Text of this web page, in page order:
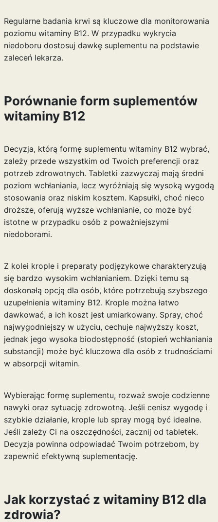
Regularne badania krwi są kluczowe dla monitorowania
poziomu witaminy B12. W przypadku wykrycia
niedoboru dostosuj dawkę suplementu na podstawie
zaleceń lekarza.
Porównanie form suplementów
witaminy B12
Decyzja, którą formę suplementu witaminy B12 wybrać,
zależy przede wszystkim od Twoich preferencji oraz
potrzeb zdrowotnych. Tabletki zazwyczaj mają średni
poziom wchłaniania, lecz wyróżniają się wysoką wygodą
stosowania oraz niskim kosztem. Kapsułki, choć nieco
droższe, oferują wyższe wchłanianie, co może być
istotne w przypadku osób z poważniejszymi
niedoborami.
Z kolei krople i preparaty podjęzykowe charakteryzują
się bardzo wysokim wchłanianiem. Dzięki temu są
doskonałą opcją dla osób, które potrzebują szybszego
uzupełnienia witaminy B12. Krople można łatwo
dawkować, a ich koszt jest umiarkowany. Spray, choć
najwygodniejszy w użyciu, cechuje najwyższy koszt,
jednak jego wysoka biodostępność (stopień wchłaniania
substancji) może być kluczowa dla osób z trudnościami
w absorpcji witamin.
Wybierając formę suplementu, rozważ swoje codzienne
nawyki oraz sytuację zdrowotną. Jeśli cenisz wygodę i
szybkie działanie, krople lub spray mogą być idealne.
Jeśli zależy Ci na oszczędności, zacznij od tabletek.
Decyzja powinna odpowiadać Twoim potrzebom, by
zapewnić efektywną suplementację.
Jak korzystać z witaminy B12 dla
zdrowia?